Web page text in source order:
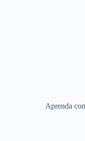
Aprenda